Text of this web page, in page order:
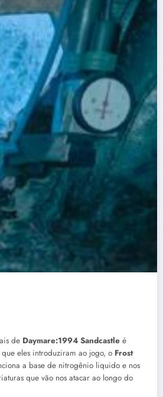
de Daymare:1994 Sandcastle é
eles introduziram ao jogo, o Frost
a base de nitrogênio liquido e nos
que vão nos atacar ao longo do